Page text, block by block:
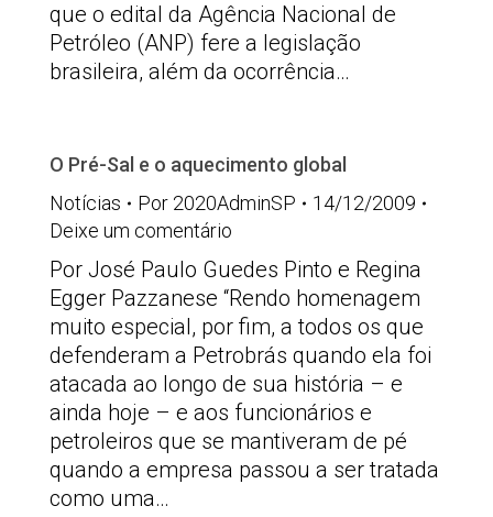
que o edital da Agência Nacional de
Petróleo (ANP) fere a legislação
brasileira, além da ocorrência…
O Pré-Sal e o aquecimento global
Notícias
Por 2020AdminSP
14/12/2009
Deixe um comentário
Por José Paulo Guedes Pinto e Regina
Egger Pazzanese “Rendo homenagem
muito especial, por fim, a todos os que
defenderam a Petrobrás quando ela foi
atacada ao longo de sua história – e
ainda hoje – e aos funcionários e
petroleiros que se mantiveram de pé
quando a empresa passou a ser tratada
como uma…